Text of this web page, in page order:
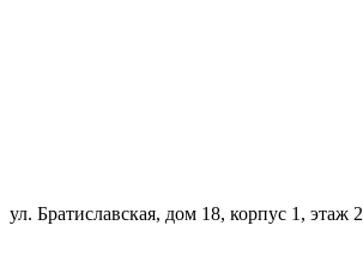
ул. Братиславская, дом 18, корпус 1, этаж 2